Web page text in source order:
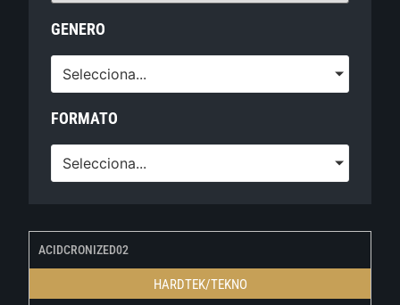
GENERO
Selecciona...
FORMATO
Selecciona...
ACIDCRONIZED02
HARDTEK/TEKNO